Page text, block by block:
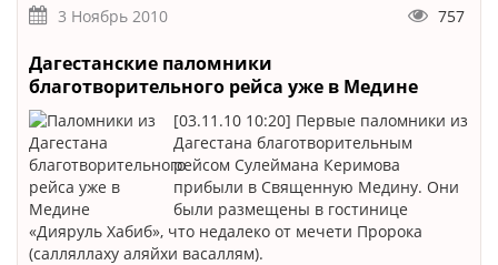
3 Ноябрь 2010 757
Дагестанские паломники
благотворительного рейса уже в Медине
[03.11.10 10:20] Первые паломники из
Дагестана благотворительным
рейсом Сулеймана Керимова
прибыли в Священную Медину. Они
были размещены в гостинице
«Дияруль Хабиб», что недалеко от мечети Пророка
(салляллаху аляйхи васаллям).